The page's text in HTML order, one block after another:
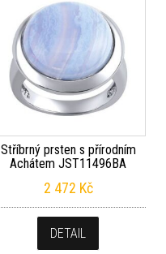
Stříbrný prsten s přírodním
Achátem JST11496BA
2 472 Kč
DETAIL